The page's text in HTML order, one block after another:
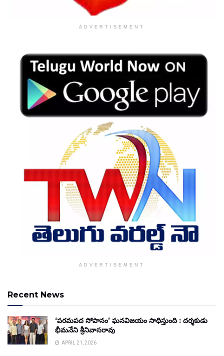
ADVERTISEMENT
ADVERTISEMENT
Recent News
‘పరమపద సోపానం’ ఘనవిజయం సాధిస్తుంది : దర్శకుడు
భీమనేని శ్రీనివాసరావు
APRIL 21, 2026